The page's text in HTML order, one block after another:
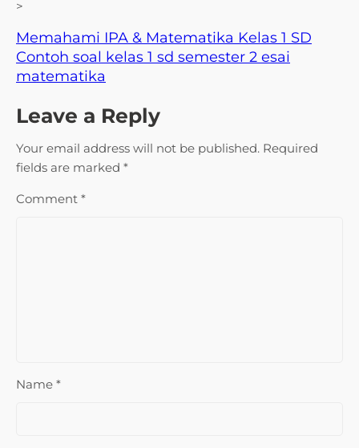
>
Memahami IPA & Matematika Kelas 1 SD
Contoh soal kelas 1 sd semester 2 esai
matematika
Leave a Reply
Your email address will not be published. Required
fields are marked *
Comment *
Name *